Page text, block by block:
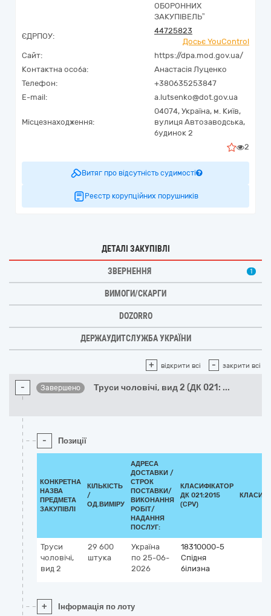
ОБОРОННИХ
ЗАКУПІВЕЛЬ”
ЄДРПОУ:
44725823
Досьє YouControl
Сайт:
https://dpa.mod.gov.ua/
Контактна особа:
Анастасія Луценко
Телефон:
+380635253847
E-mail:
a.lutsenko@dot.gov.ua
Місцезнаходження:
04074, Україна, м. Київ,
вулиця Автозаводська,
будинок 2
2
Витяг про відсутність судимості
Реєстр корупційних порушників
ДЕТАЛІ ЗАКУПІВЛІ
ЗВЕРНЕННЯ 1
ВИМОГИ/СКАРГИ
DOZORRO
ДЕРЖАУДИТСЛУЖБА УКРАЇНИ
+ відкрити всі - закрити всі
- Завершено Труси чоловічі, вид 2 (ДК 021: ...
- Позиції
КОНКРЕТНА
НАЗВА
ПРЕДМЕТА
ЗАКУПІВЛІ
КІЛЬКІСТЬ
/
ОД.ВИМІРУ
АДРЕСА
ДОСТАВКИ /
СТРОК
ПОСТАВКИ/
ВИКОНАННЯ
РОБІТ/
НАДАННЯ
ПОСЛУГ:
КЛАСИФІКАТОР
ДК 021:2015
(CPV)
Труси
чоловічі,
вид 2
29 600
штука
Україна
по 25-06-
2026
18310000-5
Спідня
білизна
+ Інформація по лоту